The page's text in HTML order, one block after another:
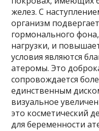
желез. С
организм
гормонального
нагрузки, и
условия являются
атеромы. Это
сопровождается
единственным
визуальное
это косметический
для беременности